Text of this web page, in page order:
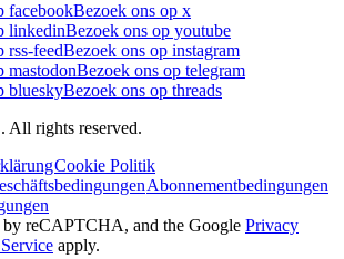
facebookBezoek ons op x
linkedinBezoek ons op youtube
rss-feedBezoek ons op instagram
mastodonBezoek ons op telegram
blueskyBezoek ons op threads
All rights reserved.
Cookie Politik
Abonnementbedingungen
by reCAPTCHA, and the Google Privacy
apply.